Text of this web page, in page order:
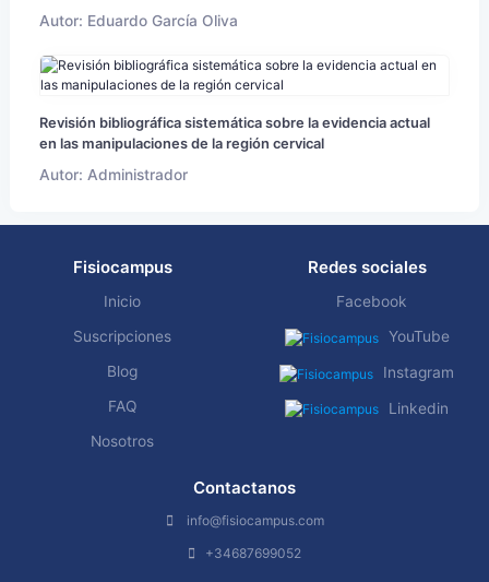
Autor: Eduardo García Oliva
Revisión bibliográfica sistemática sobre la evidencia actual
en las manipulaciones de la región cervical
Autor: Administrador
Fisiocampus
Inicio
Suscripciones
Blog
FAQ
Nosotros
Redes sociales
Facebook
YouTube
Instagram
Linkedin
Contactanos
info@fisiocampus.com
+34687699052